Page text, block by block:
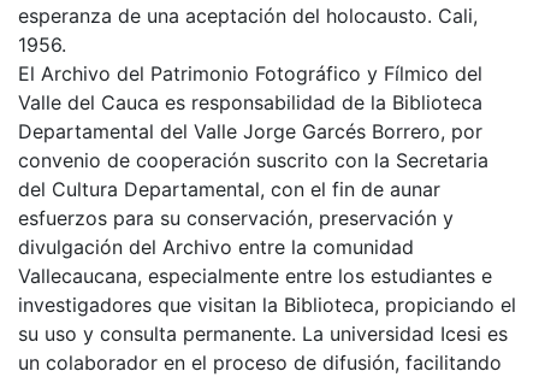
esperanza de una aceptación del holocausto. Cali,
1956.
El Archivo del Patrimonio Fotográfico y Fílmico del
Valle del Cauca es responsabilidad de la Biblioteca
Departamental del Valle Jorge Garcés Borrero, por
convenio de cooperación suscrito con la Secretaria
del Cultura Departamental, con el fin de aunar
esfuerzos para su conservación, preservación y
divulgación del Archivo entre la comunidad
Vallecaucana, especialmente entre los estudiantes e
investigadores que visitan la Biblioteca, propiciando el
su uso y consulta permanente. La universidad Icesi es
un colaborador en el proceso de difusión, facilitando